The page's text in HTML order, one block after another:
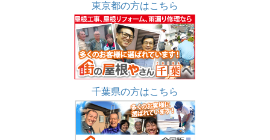
東京都の方はこちら
千葉県の方はこちら